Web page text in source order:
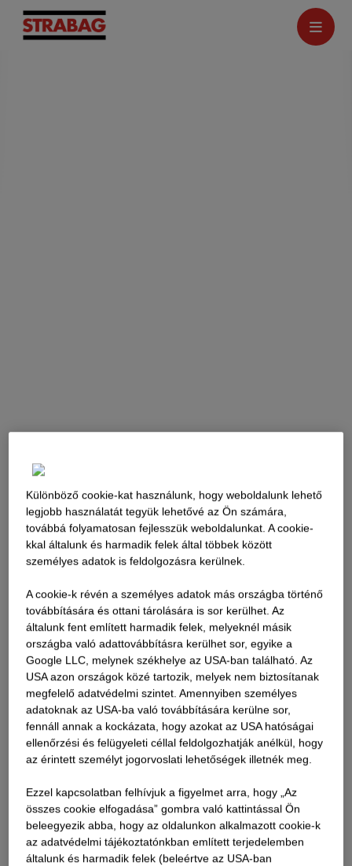
Különböző cookie-kat használunk, hogy weboldalunk lehető
legjobb használatát tegyük lehetővé az Ön számára,
továbbá folyamatosan fejlesszük weboldalunkat. A cookie-
kkal általunk és harmadik felek által többek között
személyes adatok is feldolgozásra kerülnek.
A cookie-k révén a személyes adatok más országba történő
továbbítására és ottani tárolására is sor kerülhet. Az
általunk fent említett harmadik felek, melyeknél másik
országba való adattovábbításra kerülhet sor, egyike a
Google LLC, melynek székhelye az USA-ban található. Az
USA azon országok közé tartozik, melyek nem biztosítanak
megfelelő adatvédelmi szintet. Amennyiben személyes
adatoknak az USA-ba való továbbítására kerülne sor,
fennáll annak a kockázata, hogy azokat az USA hatóságai
ellenőrzési és felügyeleti céllal feldolgozhatják anélkül, hogy
az érintett személyt jogorvoslati lehetőségek illetnék meg.
Ezzel kapcsolatban felhívjuk a figyelmet arra, hogy „Az
összes cookie elfogadása” gombra való kattintással Ön
beleegyezik abba, hogy az oldalunkon alkalmazott cookie-k
az adatvédelmi tájékoztatónkban említett terjedelemben
általunk és harmadik felek (beleértve az USA-ban